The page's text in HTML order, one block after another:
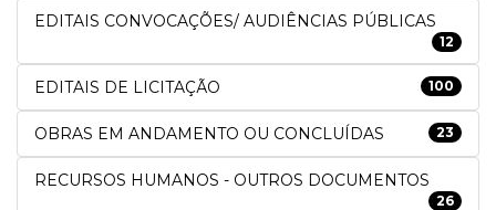
EDITAIS CONVOCAÇÕES/ AUDIÊNCIAS PÚBLICAS
12
EDITAIS DE LICITAÇÃO 100
OBRAS EM ANDAMENTO OU CONCLUÍDAS 23
RECURSOS HUMANOS - OUTROS DOCUMENTOS
26